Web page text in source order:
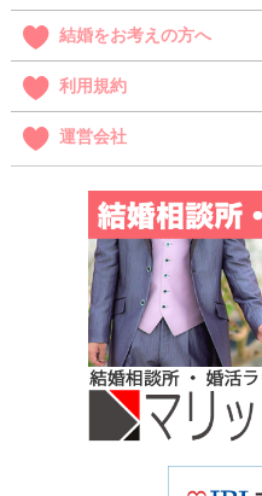
結婚をお考えの方へ
利用規約
運営会社